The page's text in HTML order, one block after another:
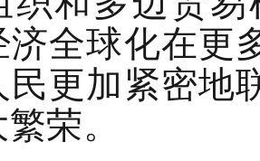
济全球化在更
民更加紧密地
荣。